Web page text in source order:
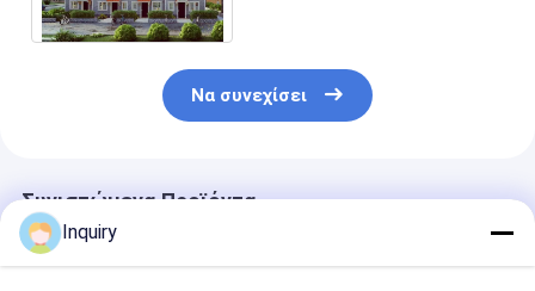
Να συνεχίσει
Συνιστώμενα Προϊόντα
Inquiry